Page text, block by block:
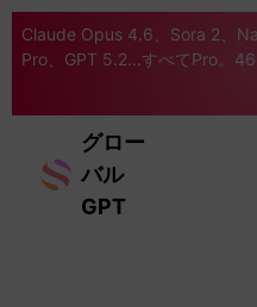
Claude Opus 4.6、Sora 2、
Pro、GPT 5.2...すべてPro。
グロー
バル
GPT